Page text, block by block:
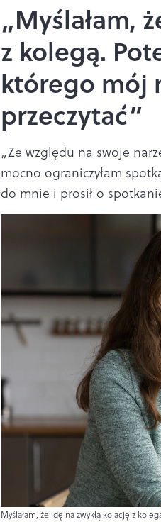
„Myślałam,
z kolegą.
którego mój
przeczytać”
„Ze względu na swoje
mocno ograniczyłam
do mnie i prosił o
Myślałam, że idę na zwykłą kolację z